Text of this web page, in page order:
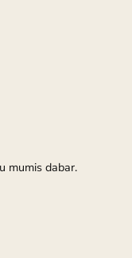
mumis dabar.